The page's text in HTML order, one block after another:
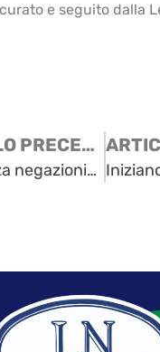
e seguito dalla
ARTICOLO PRECEDENTE
Emergenza negazionismo! di Enrico Neami